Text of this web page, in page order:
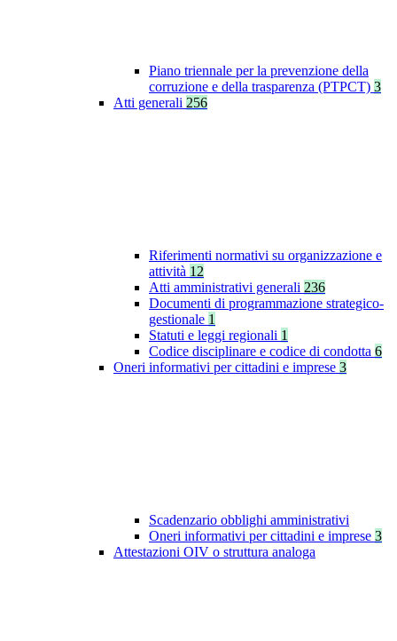
Piano triennale per la prevenzione della
corruzione e della trasparenza (PTPCT) 3
Atti generali 256
Riferimenti normativi su organizzazione e
attività 12
Atti amministrativi generali 236
Documenti di programmazione strategico-
gestionale 1
Statuti e leggi regionali 1
Codice disciplinare e codice di condotta 6
Oneri informativi per cittadini e imprese 3
Scadenzario obblighi amministrativi
Oneri informativi per cittadini e imprese 3
Attestazioni OIV o struttura analoga